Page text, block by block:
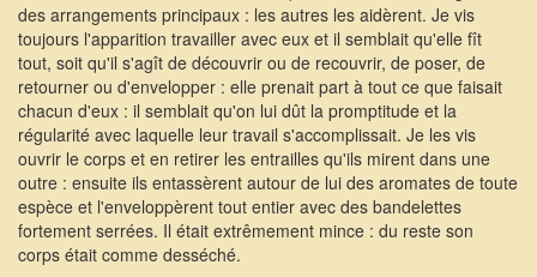
des arrangements principaux : les autres les aidèrent. Je vis
toujours l'apparition travailler avec eux et il semblait qu'elle fît
tout, soit qu'il s'agît de découvrir ou de recouvrir, de poser, de
retourner ou d'envelopper : elle prenait part à tout ce que faisait
chacun d'eux : il semblait qu'on lui dût la promptitude et la
régularité avec laquelle leur travail s'accomplissait. Je les vis
ouvrir le corps et en retirer les entrailles qu'ils mirent dans une
outre : ensuite ils entassèrent autour de lui des aromates de toute
espèce et l'enveloppèrent tout entier avec des bandelettes
fortement serrées. Il était extrêmement mince : du reste son
corps était comme desséché.